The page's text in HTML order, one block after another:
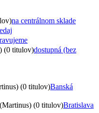
na centrálnom sklade
(0 titulov)dostupná (bez
(0 titulov)Banská
(0 titulov)Bratislava